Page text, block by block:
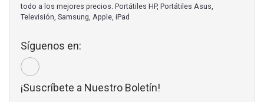
todo a los mejores precios. Portátiles HP, Portátiles Asus,
Televisión, Samsung, Apple, iPad
Síguenos en:
¡Suscríbete a Nuestro Boletín!